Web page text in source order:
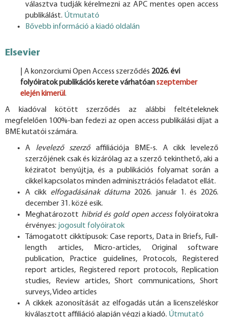
választva tudják kérelmezni az APC mentes open access
publikálást. Útmutató
Bővebb információ a kiadó oldalán
Elsevier
| A konzorciumi Open Access szerződés 2026. évi
folyóiratok publikációs keretevárhatóanszeptember
elején kimerül.
A kiadóval kötött szerződés az alábbi feltételeknek
megfelelően 100%-ban fedezi az open access publikálási díjat a
BME kutatói számára.
A levelező szerzőaffiliációja BME-s. A cikk levelező
szerzőjének csak és kizárólag az a szerző tekinthető, aki a
kéziratot benyújtja, és a publikációs folyamat során a
cikkel kapcsolatos minden adminisztrációs feladatot ellát.
A cikk elfogadásának dátuma 2026. január 1. és 2026.
december 31. közé esik.
Meghatározott hibrid és gold open accessfolyóiratokra
érvényes: jogosult folyóiratok
Támogatott cikktípusok: Case reports, Data in Briefs, Full-
length articles, Micro-articles, Original software
publication, Practice guidelines, Protocols, Registered
report articles, Registered report protocols, Replication
studies, Review articles, Short communications, Short
surveys, Video articles
A cikkek azonosítását az elfogadás után a licenszeléskor
kiválasztott affiliáció alapján végzi a kiadó. Útmutató